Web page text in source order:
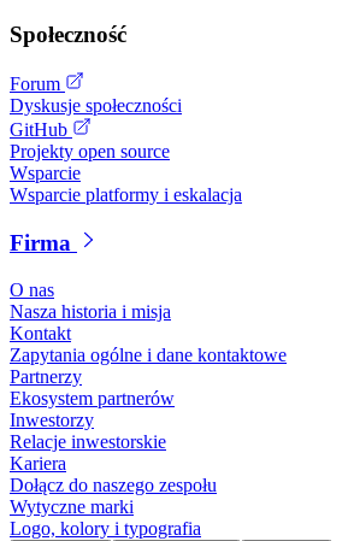
Społeczność
Forum
Dyskusje społeczności
GitHub
Projekty open source
Wsparcie
Wsparcie platformy i eskalacja
Firma
O nas
Nasza historia i misja
Kontakt
Zapytania ogólne i dane kontaktowe
Partnerzy
Ekosystem partnerów
Inwestorzy
Relacje inwestorskie
Kariera
Dołącz do naszego zespołu
Wytyczne marki
Logo, kolory i typografia